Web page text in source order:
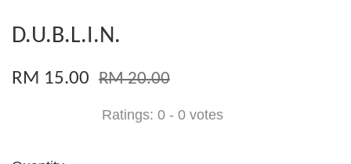
D.U.B.L.I.N.
RM 15.00 RM 20.00
Ratings: 0 - 0 votes